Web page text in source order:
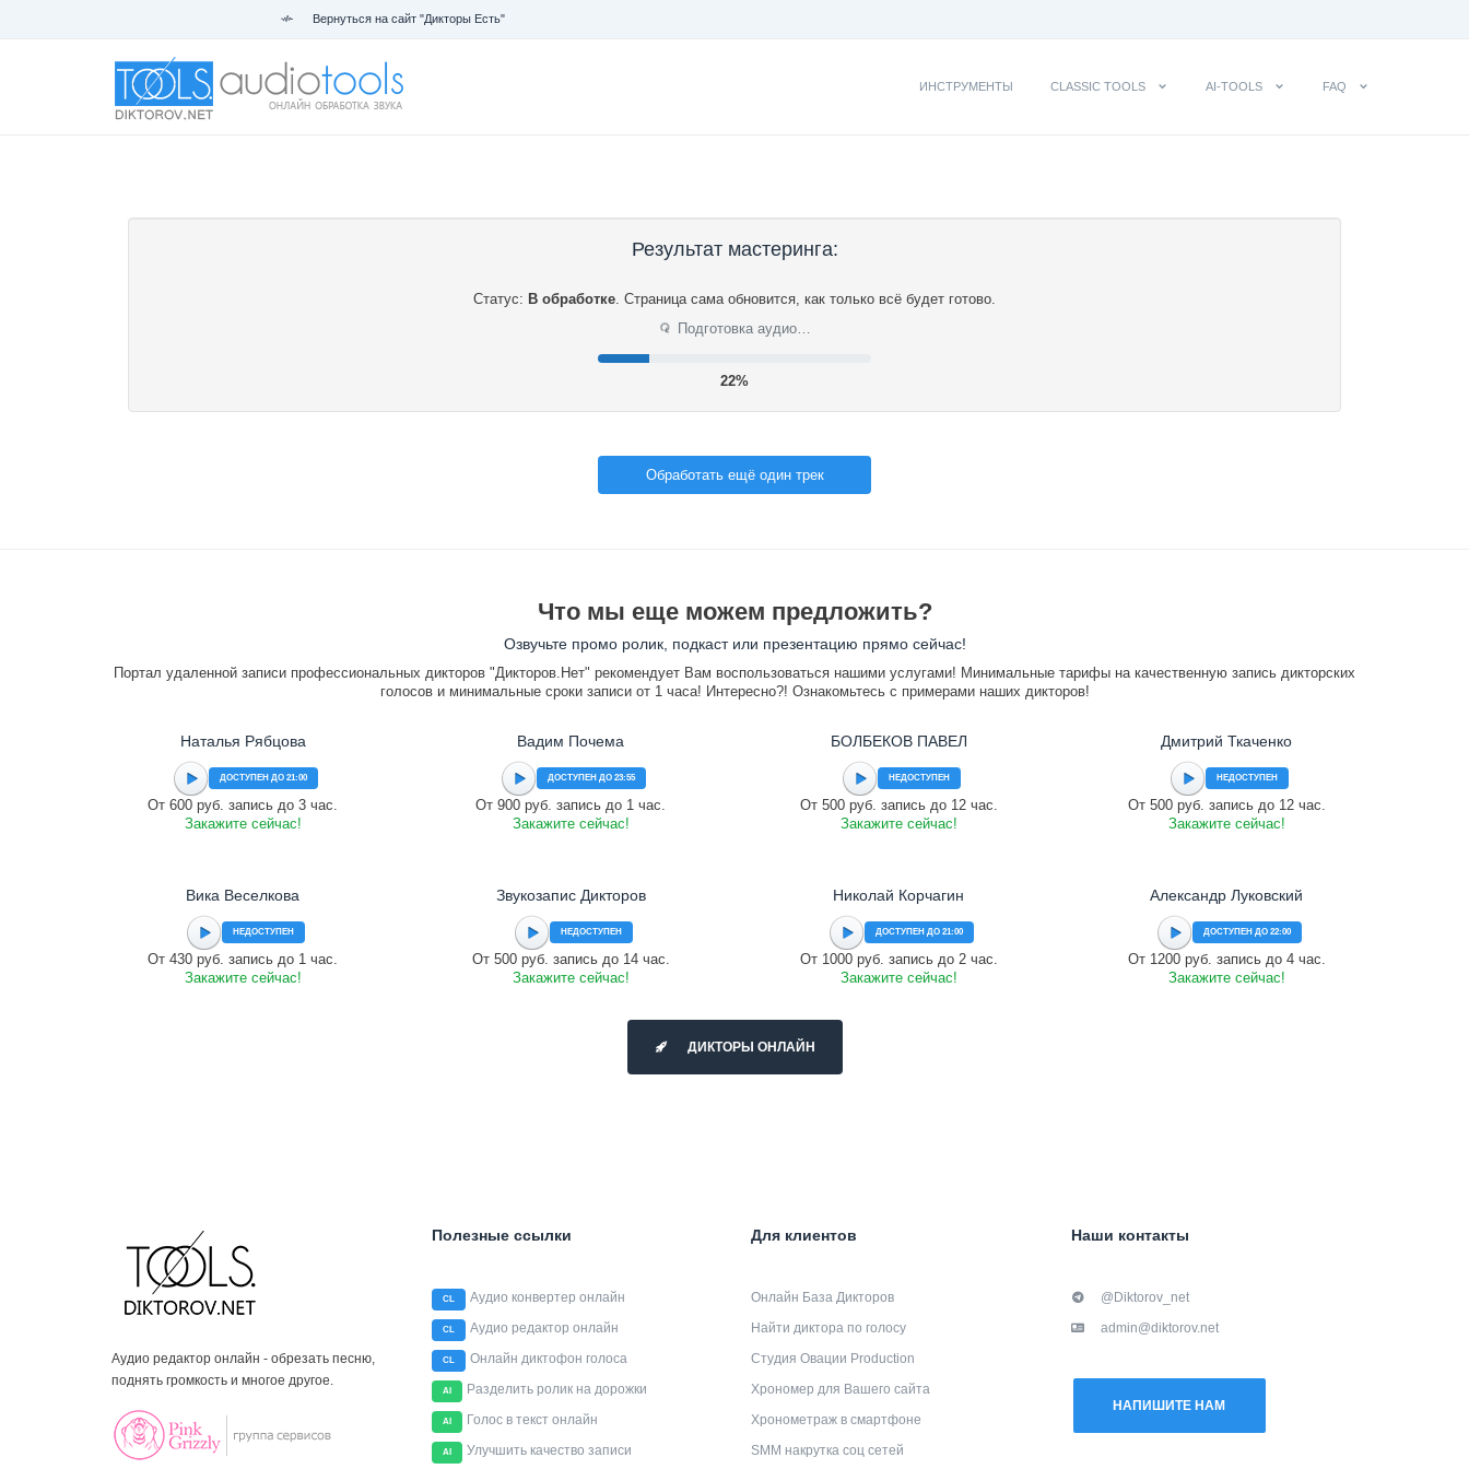
Вернуться на сайт "Дикторы Есть"
ИНСТРУМЕНТЫ CLASSIC TOOLS AI-TOOLS FAQ
Результат мастеринга:
Статус: В обработке. Страница сама обновится, как только всё будет готово.
⟳ Подготовка аудио…
22%
Обработать ещё один трек
Что мы еще можем предложить?
Озвучьте промо ролик, подкаст или презентацию прямо сейчас!
Портал удаленной записи профессиональных дикторов "Дикторов.Нет" рекомендует Вам воспользоваться нашими услугами! Минимальные тарифы на качественную запись дикторских
голосов и минимальные сроки записи от 1 часа! Интересно?! Ознакомьтесь с примерами наших дикторов!
Наталья Рябцова
ДОСТУПЕН ДО 21:00
От 600 руб. запись до 3 час.
Закажите сейчас!
Вадим Почема
ДОСТУПЕН ДО 23:55
От 900 руб. запись до 1 час.
Закажите сейчас!
БОЛБЕКОВ ПАВЕЛ
НЕДОСТУПЕН
От 500 руб. запись до 12 час.
Закажите сейчас!
Дмитрий Ткаченко
НЕДОСТУПЕН
От 500 руб. запись до 12 час.
Закажите сейчас!
Вика Веселкова
НЕДОСТУПЕН
От 430 руб. запись до 1 час.
Закажите сейчас!
Звукозапис Дикторов
НЕДОСТУПЕН
От 500 руб. запись до 14 час.
Закажите сейчас!
Николай Корчагин
ДОСТУПЕН ДО 21:00
От 1000 руб. запись до 2 час.
Закажите сейчас!
Александр Луковский
ДОСТУПЕН ДО 22:00
От 1200 руб. запись до 4 час.
Закажите сейчас!
ДИКТОРЫ ОНЛАЙН
Аудио редактор онлайн - обрезать песню,
поднять громкость и многое другое.
Полезные ссылки
CL Аудио конвертер онлайн
CL Аудио редактор онлайн
CL Онлайн диктофон голоса
AI Разделить ролик на дорожки
AI Голос в текст онлайн
AI Улучшить качество записи
Для клиентов
Онлайн База Дикторов
Найти диктора по голосу
Студия Овации Production
Хрономер для Вашего сайта
Хронометраж в смартфоне
SMM накрутка соц сетей
Наши контакты
@Diktorov_net
admin@diktorov.net
НАПИШИТЕ НАМ